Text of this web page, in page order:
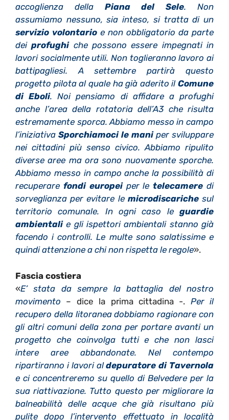
accoglienza della Piana del Sele. Non
assumiamo nessuno, sia inteso, si tratta di un
servizio volontario e non obbligatorio da parte
deiprofughiche possono essere impegnati in
lavori socialmente utili. Non toglieranno lavoro ai
battipagliesi. A settembre partirà questo
progetto pilota al quale ha già aderito il Comune
di Eboli. Noi pensiamo di affidare a profughi
anche l’area della rotatoria dell’A3 che risulta
estremamente sporca. Abbiamo messo in campo
l’iniziativa Sporchiamoci le maniper sviluppare
nei cittadini più senso civico. Abbiamo ripulito
diverse aree ma ora sono nuovamente sporche.
Abbiamo messo in campo anche la possibilità di
recuperare fondi europeiper letelecamere di
sorveglianza per evitare le microdiscarichesul
territorio comunale. In ogni caso leguardie
ambientalie gli ispettori ambientali stanno già
facendo i controlli. Le multe sono salatissime e
quindi attenzione a chi non rispetta le regole».
Fascia costiera
«E’ stata da sempre la battaglia del nostro
movimento – dice la prima cittadina -. Per il
recupero della litoranea dobbiamo ragionare con
gli altri comuni della zona per portare avanti un
progetto che coinvolga tutti e che non lasci
intere aree abbandonate. Nel contempo
ripartiranno i lavori aldepuratore di Tavernola
e ci concentreremo su quello di Belvedere per la
sua riattivazione. Tutto questo per migliorare la
balneabilità delle acque che già risultano più
pulite dopo l’intervento effettuato in località